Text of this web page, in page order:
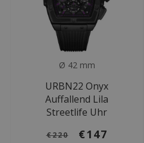
Ø 42 mm
URBN22 Onyx
Auffallend Lila
Streetlife Uhr
€220 €147